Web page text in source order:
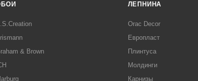
& Brown
ЛЕПНИНА
Orac Decor
Европласт
Плинтуса
Молдинги
Карнизы